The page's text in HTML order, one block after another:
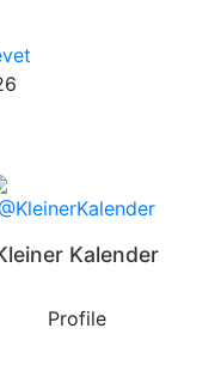
Kalender
Profile